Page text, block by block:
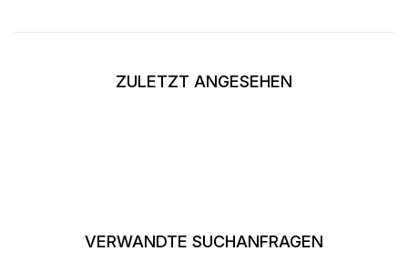
ZULETZT ANGESEHEN
VERWANDTE SUCHANFRAGEN